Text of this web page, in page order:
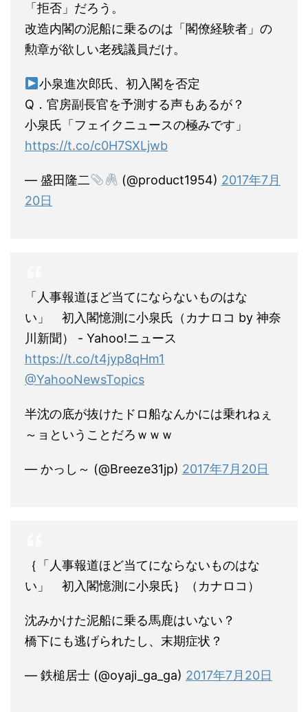
「拒否」だろう。
改造内閣の泥船に乗るのは「閣僚経験者」の
勲章が欲しい老残議員だけ。
小泉進次郎氏、初入閣を否定
Q．官房副長官を予測する声もあるが？
小泉氏「フェイクニュースの極みです」
https://t.co/c0H7SXLjwb
— 盛田隆二 (@product1954) 2017年7月
20日
「人事報道ほど当てにならないものはな
い」 初入閣憶測に小泉氏（カナロコ by 神奈
川新聞） - Yahoo!ニュース
https://t.co/t4jyp8qHm1
@YahooNewsTopics
半沈の底が抜けたドロ船なんかには乗れねぇ
～ョということだろｗｗｗ
— かっし～ (@Breeze31jp) 2017年7月20日
｛「人事報道ほど当てにならないものはな
い」 初入閣憶測に小泉氏｝（カナロコ）
沈みかけた泥船に乗る馬鹿はいない？
橋下にも逃げられたし、末期症状？
— 鉄槌居士 (@oyaji_ga_ga) 2017年7月20日